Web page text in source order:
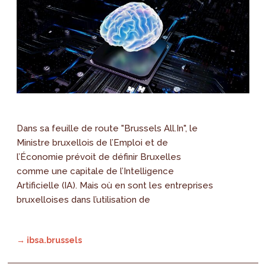
Dans sa feuille de route "Brussels All.In", le
Ministre bruxellois de l’Emploi et de
l’Économie prévoit de définir Bruxelles
comme une capitale de l’Intelligence
Artificielle (IA). Mais où en sont les entreprises
bruxelloises dans l’utilisation de
→ ibsa.brussels